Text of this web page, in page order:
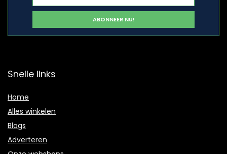
Snelle links
Home
Alles winkelen
Blogs
Adverteren